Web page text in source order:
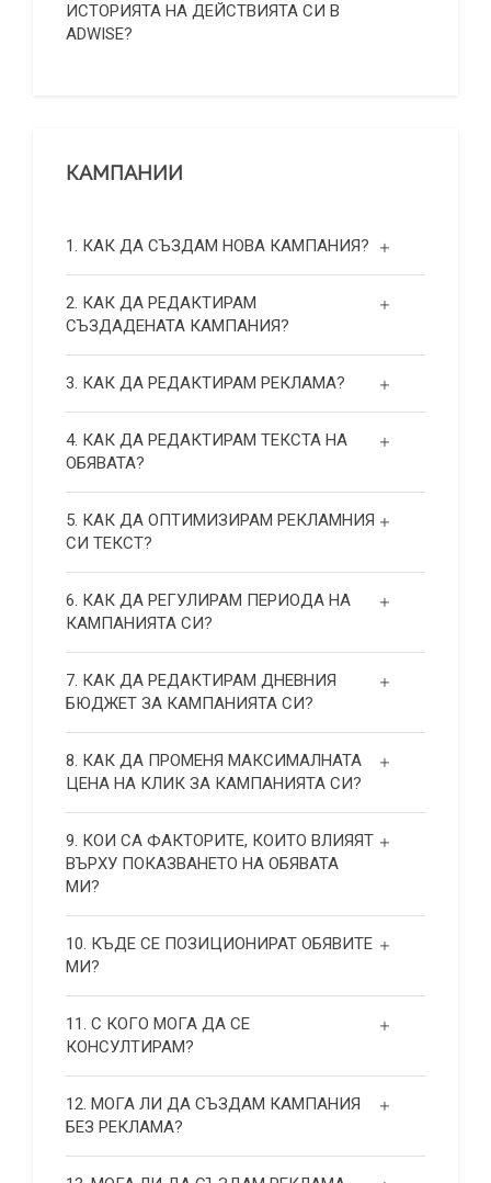
ИСТОРИЯТА НА ДЕЙСТВИЯТА СИ В
ADWISE?
КАМПАНИИ
1. КАК ДА СЪЗДАМ НОВА КАМПАНИЯ?
2. КАК ДА РЕДАКТИРАМ
СЪЗДАДЕНАТА КАМПАНИЯ?
3. КАК ДА РЕДАКТИРАМ РЕКЛАМА?
4. КАК ДА РЕДАКТИРАМ ТЕКСТА НА
ОБЯВАТА?
5. КАК ДА ОПТИМИЗИРАМ РЕКЛАМНИЯ
СИ ТЕКСТ?
6. КАК ДА РЕГУЛИРАМ ПЕРИОДА НА
КАМПАНИЯТА СИ?
7. КАК ДА РЕДАКТИРАМ ДНЕВНИЯ
БЮДЖЕТ ЗА КАМПАНИЯТА СИ?
8. КАК ДА ПРОМЕНЯ МАКСИМАЛНАТА
ЦЕНА НА КЛИК ЗА КАМПАНИЯТА СИ?
9. КОИ СА ФАКТОРИТЕ, КОИТО ВЛИЯЯТ
ВЪРХУ ПОКАЗВАНЕТО НА ОБЯВАТА
МИ?
10. КЪДЕ СЕ ПОЗИЦИОНИРАТ ОБЯВИТЕ
МИ?
11. С КОГО МОГА ДА СЕ
КОНСУЛТИРАМ?
12. МОГА ЛИ ДА СЪЗДАМ КАМПАНИЯ
БЕЗ РЕКЛАМА?